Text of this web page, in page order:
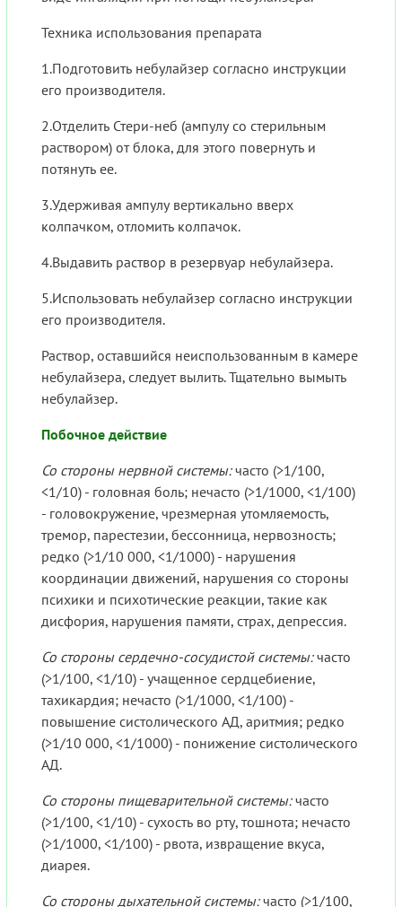
Техника использования препарата
1.Подготовить небулайзер согласно инструкции
его производителя.
2.Отделить Стери-неб (ампулу со стерильным
раствором) от блока, для этого повернуть и
потянуть ее.
3.Удерживая ампулу вертикально вверх
колпачком, отломить колпачок.
4.Выдавить раствор в резервуар небулайзера.
5.Использовать небулайзер согласно инструкции
его производителя.
Раствор, оставшийся неиспользованным в камере
небулайзера, следует вылить. Тщательно вымыть
небулайзер.
Побочное действие
Со стороны нервной системы:часто (>1/100,
<1/10) - головная боль; нечасто (>1/1000, <1/100)
- головокружение, чрезмерная утомляемость,
тремор, парестезии, бессонница, нервозность;
редко (>1/10 000, <1/1000) - нарушения
координации движений, нарушения со стороны
психики и психотические реакции, такие как
дисфория, нарушения памяти, страх, депрессия.
Со стороны сердечно-сосудистой системы:часто
(>1/100, <1/10) - учащенное сердцебиение,
тахикардия; нечасто (>1/1000, <1/100) -
повышение систолического АД, аритмия; редко
(>1/10 000, <1/1000) - понижение систолического
АД.
Со стороны пищеварительной системы:часто
(>1/100, <1/10) - сухость во рту, тошнота; нечасто
(>1/1000, <1/100) - рвота, извращение вкуса,
диарея.
Со стороны дыхательной системы:часто (>1/100,